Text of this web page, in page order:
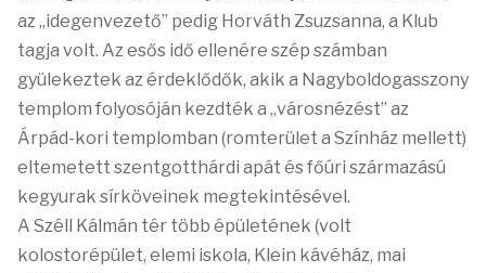
az „idegenvezető” pedig Horváth Zsuzsanna, a Klub
tagja volt. Az esős idő ellenére szép számban
gyülekeztek az érdeklődők, akik a Nagyboldogasszony
templom folyosóján kezdték a „városnézést” az
Árpád-kori templomban (romterület a Színház mellett)
eltemetett szentgotthárdi apát és főúri származású
kegyurak sírköveinek megtekintésével.
A Széll Kálmán tér több épületének (volt
kolostorépület, elemi iskola, Klein kávéház, mai